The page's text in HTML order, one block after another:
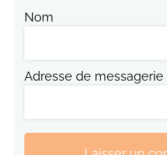
Nom
Adresse de messagerie